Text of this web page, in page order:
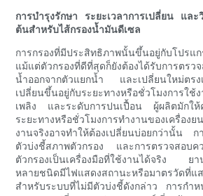
การบำรุงรักษา ระยะเวลาการเปลี่ยน และ
ต้นสำหรับไส้กรองน้ำมันดีเซล
การกรองที่มีประสิทธิภาพนั้นขึ้นอยู่กับโปรแ
แม้แต่ตัวกรองที่ดีที่สุดก็ยังต้องได้รับการตร
น้ำออกจากตัวแยกน้ำ และเปลี่ยนใหม่ตร
เปลี่ยนขึ้นอยู่กับระยะทางหรือชั่วโมงการใ
เพลิง และระดับการปนเปื้อน ผู้ผลิตมักให้
ระยะทางหรือชั่วโมงการทำงานของเครื่อง
งานจริงอาจทำให้ต้องเปลี่ยนบ่อยกว่านั้น ก
ตัวบ่งชี้สภาพตัวกรอง และการตรวจสอบค
ตัวกรองเป็นเครื่องมือที่ใช้งานได้จริง ยา
หลายชนิดมีไฟแสดงสถานะหรือมาตรวัดที่แส
สำหรับระบบที่ไม่มีตัวบ่งชี้ดังกล่าว การกำ